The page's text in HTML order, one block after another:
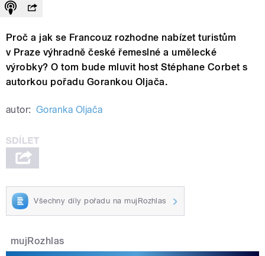
Proč a jak se Francouz rozhodne nabízet turistům
v Praze výhradně české řemeslné a umělecké
výrobky? O tom bude mluvit host Stéphane Corbet s
autorkou pořadu Gorankou Oljača.
autor: Goranka Oljača
Všechny díly pořadu na mujRozhlas
mujRozhlas